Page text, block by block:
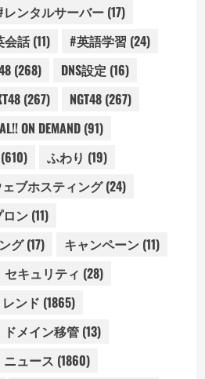
レンタルサーバー (17)
会話(11) #英語学習 (24)
(268) DNS設定 (16)
(267) NGT48 (267)
ON DEMAND (91)
(610) ふわり (19)
ェブホスティング(24)
ン (11)
グ(17) キャンペーン (11)
セキュリティ (28)
レンド (1865)
ドメイン移管 (13)
ニュース (1860)